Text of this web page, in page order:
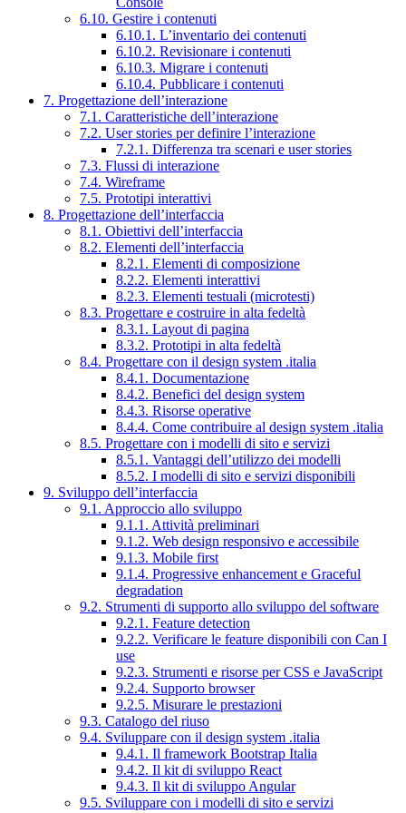
6.10. Gestire i contenuti
6.10.1. L’inventario dei contenuti
6.10.2. Revisionare i contenuti
6.10.3. Migrare i contenuti
6.10.4. Pubblicare i contenuti
7. Progettazione dell’interazione
7.1. Caratteristiche dell’interazione
7.2. User stories per definire l’interazione
7.2.1. Differenza tra scenari e user stories
7.3. Flussi di interazione
7.4. Wireframe
7.5. Prototipi interattivi
8. Progettazione dell’interfaccia
8.1. Obiettivi dell’interfaccia
8.2. Elementi dell’interfaccia
8.2.1. Elementi di composizione
8.2.2. Elementi interattivi
8.2.3. Elementi testuali (microtesti)
8.3. Progettare e costruire in alta fedeltà
8.3.1. Layout di pagina
8.3.2. Prototipi in alta fedeltà
8.4. Progettare con il design system .italia
8.4.1. Documentazione
8.4.2. Benefici del design system
8.4.3. Risorse operative
8.4.4. Come contribuire al design system .italia
8.5. Progettare con i modelli di sito e servizi
8.5.1. Vantaggi dell’utilizzo dei modelli
8.5.2. I modelli di sito e servizi disponibili
9. Sviluppo dell’interfaccia
9.1. Approccio allo sviluppo
9.1.1. Attività preliminari
9.1.2. Web design responsivo e accessibile
9.1.3. Mobile first
9.1.4. Progressive enhancement e Graceful
degradation
9.2. Strumenti di supporto allo sviluppo del software
9.2.1. Feature detection
9.2.2. Verificare le feature disponibili con Can I
use
9.2.3. Strumenti e risorse per CSS e JavaScript
9.2.4. Supporto browser
9.2.5. Misurare le prestazioni
9.3. Catalogo del riuso
9.4. Sviluppare con il design system .italia
9.4.1. Il framework Bootstrap Italia
9.4.2. Il kit di sviluppo React
9.4.3. Il kit di sviluppo Angular
9.5. Sviluppare con i modelli di sito e servizi